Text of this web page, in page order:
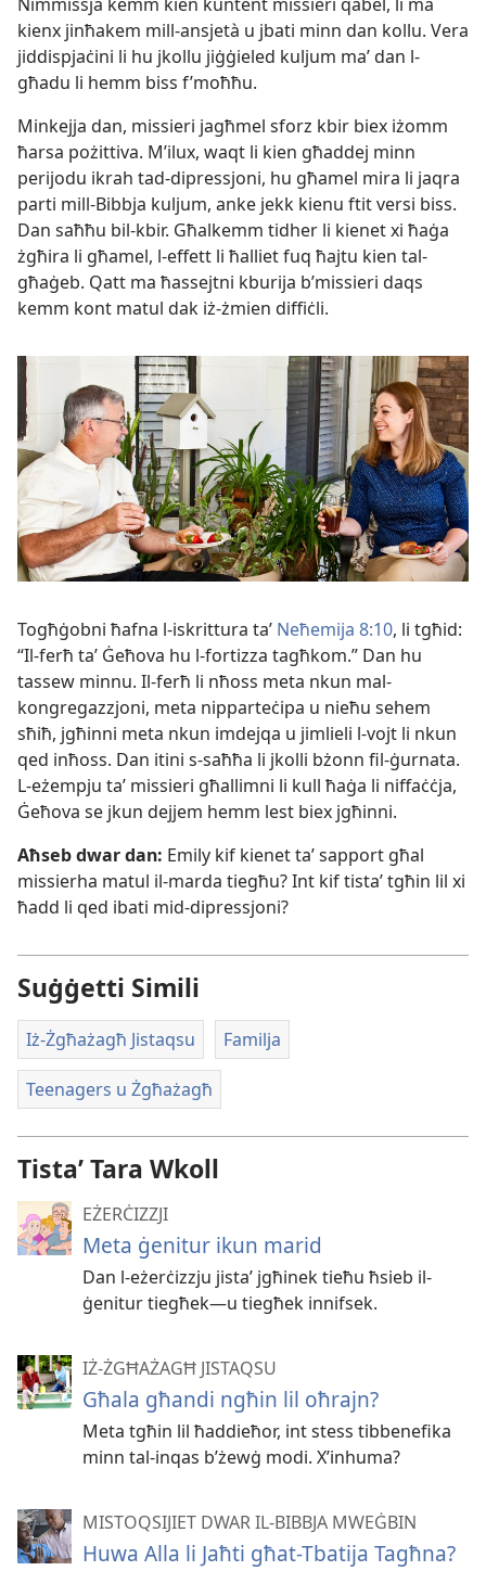
Nimmissja kemm kien kuntent missieri qabel, li ma
kienx jinħakem mill-​ansjetà u jbati minn dan kollu. Vera
jiddispjaċini li hu jkollu jiġġieled kuljum maʼ dan l-​
għadu li hemm biss f’moħħu.
Minkejja dan, missieri jagħmel sforz kbir biex iżomm
ħarsa pożittiva. M’ilux, waqt li kien għaddej minn
perijodu ikrah tad-​dipressjoni, hu għamel mira li jaqra
parti mill-​Bibbja kuljum, anke jekk kienu ftit versi biss.
Dan saħħu bil-​kbir. Għalkemm tidher li kienet xi ħaġa
żgħira li għamel, l-​effett li ħalliet fuq ħajtu kien tal-​
għaġeb. Qatt ma ħassejtni kburija b’missieri daqs
kemm kont matul dak iż-​żmien diffiċli.
Togħġobni ħafna l-​iskrittura taʼ Neħemija 8:10, li tgħid:
“Il-​ferħ taʼ Ġeħova hu l-​fortizza tagħkom.” Dan hu
tassew minnu. Il-​ferħ li nħoss meta nkun mal-​
kongregazzjoni, meta nipparteċipa u nieħu sehem
sħiħ, jgħinni meta nkun imdejqa u jimlieli l-​vojt li nkun
qed inħoss. Dan itini s-​saħħa li jkolli bżonn fil-​ġurnata.
L-​eżempju taʼ missieri għallimni li kull ħaġa li niffaċċja,
Ġeħova se jkun dejjem hemm lest biex jgħinni.
Aħseb dwar dan: Emily kif kienet taʼ sapport għal
missierha matul il-​marda tiegħu? Int kif tistaʼ tgħin lil xi
ħadd li qed ibati mid-​dipressjoni?
Suġġetti Simili
Iż-Żgħażagħ Jistaqsu Familja
Teenagers u Żgħażagħ
Tistaʼ Tara Wkoll
EŻERĊIZZJI
Meta ġenitur ikun marid
Dan l-eżerċizzju jistaʼ jgħinek tieħu ħsieb il-
ġenitur tiegħek—u tiegħek innifsek.
IŻ-ŻGĦAŻAGĦ JISTAQSU
Għala għandi ngħin lil oħrajn?
Meta tgħin lil ħaddieħor, int stess tibbenefika
minn tal-inqas b’żewġ modi. X’inhuma?
MISTOQSIJIET DWAR IL-BIBBJA MWEĠBIN
Huwa Alla li Jaħti għat-Tbatija Tagħna?